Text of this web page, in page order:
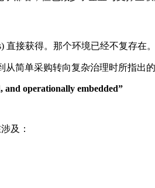
直接获得。那个环境已经不复存在。
简单采购转向复杂治理时所指出的
and operationally embedded”
及：